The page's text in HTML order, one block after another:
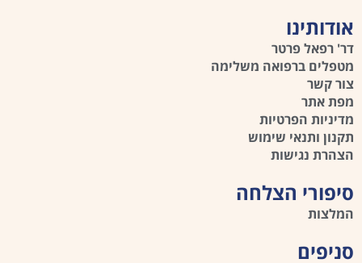
אודותינו
דר' רפאל פרטר
מטפלים ברפואה משלימה
צור קשר
מפת אתר
מדיניות הפרטיות
תקנון ותנאי שימוש
הצהרת נגישות
סיפורי הצלחה
המלצות
סניפים